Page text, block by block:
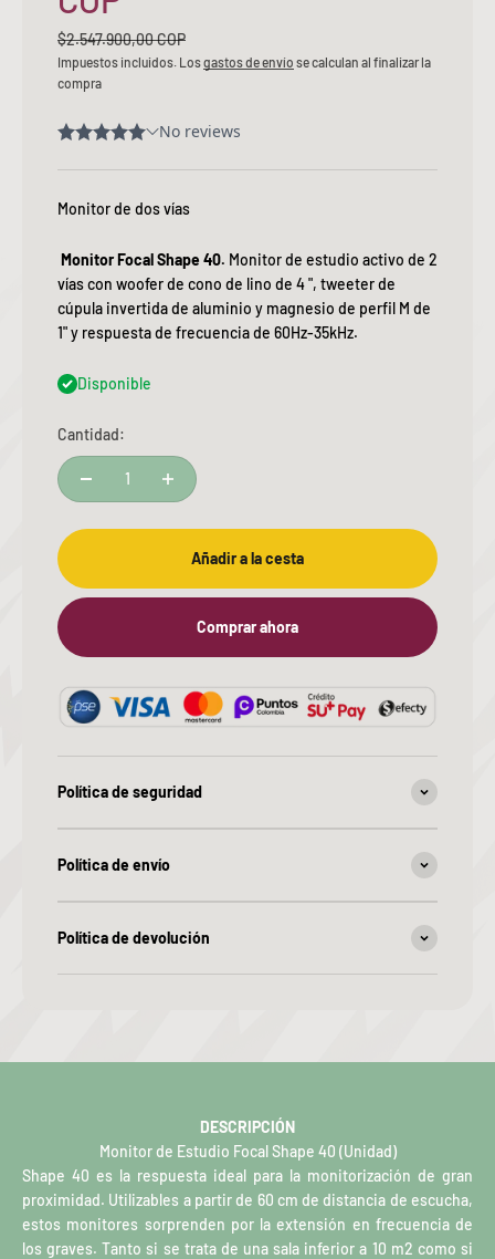
Precio normal
$2.547.900,00 COP
Impuestos incluidos. Losgastos de envío se calculan al finalizar la
compra
Monitor de dos vías
Monitor Focal Shape 40. Monitor de estudio activo de 2
vías con woofer de cono de lino de 4 ", tweeter de
cúpula invertida de aluminio y magnesio de perfil M de
1" y respuesta de frecuencia de 60Hz-35kHz.
Disponible
Cantidad:
Añadir a la cesta
Comprar ahora
Política de seguridad
Política de envío
Política de devolución
DESCRIPCIÓN
Monitor de Estudio Focal Shape 40 (Unidad)
Shape 40 es la respuesta ideal para la monitorización de gran
proximidad. Utilizables a partir de 60 cm de distancia de escucha,
estos monitores sorprenden por la extensión en frecuencia de
los graves. Tanto si se trata de una sala inferior a 10 m2 como si